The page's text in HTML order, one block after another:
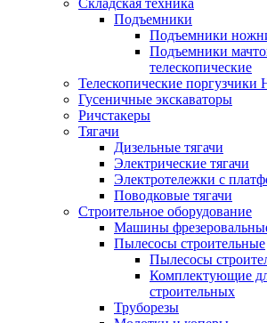
Складская техника
Подъемники
Подъемники
Подъемники
телескопические
Телескопические поргузчики
Гусеничные экскаваторы
Ричстакеры
Тягачи
Дизельные тягачи
Электрические тягачи
Электротележки с
Поводковые тягачи
Строительное оборудование
Машины
Пылесосы строительные
Пылесосы
Комплектующие
строительных
Труборезы